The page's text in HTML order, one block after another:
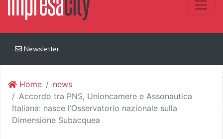
Newsletter
Home
news
Accordo tra PNS, Unioncamere e Assonautica
Italiana: nasce l’Osservatorio nazionale sulla
Dimensione Subacquea